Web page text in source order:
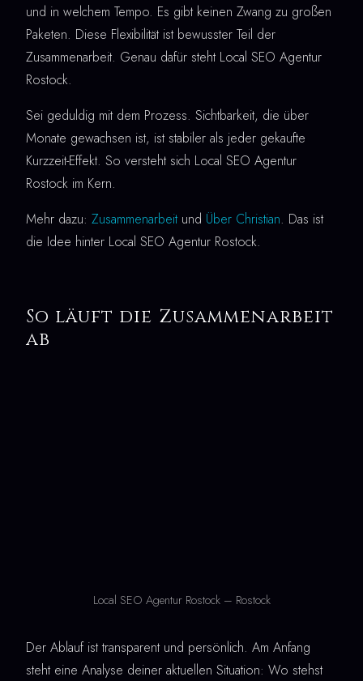
und in welchem Tempo. Es gibt keinen Zwang zu großen
Paketen. Diese Flexibilität ist bewusster Teil der
Zusammenarbeit. Genau dafür steht Local SEO Agentur
Rostock.
Sei geduldig mit dem Prozess. Sichtbarkeit, die über
Monate gewachsen ist, ist stabiler als jeder gekaufte
Kurzzeit-Effekt. So versteht sich Local SEO Agentur
Rostock im Kern.
Mehr dazu: Zusammenarbeit und Über Christian. Das ist
die Idee hinter Local SEO Agentur Rostock.
So läuft die Zusammenarbeit
ab
Local SEO Agentur Rostock – Rostock
Der Ablauf ist transparent und persönlich. Am Anfang
steht eine Analyse deiner aktuellen Situation: Wo stehst